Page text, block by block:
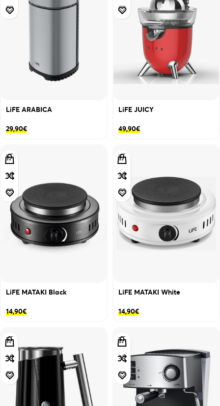
LiFE ARABICA
29,90€
LiFE JUICY
49,90€
LiFE MATAKI Black
14,90€
LiFE MATAKI White
14,90€